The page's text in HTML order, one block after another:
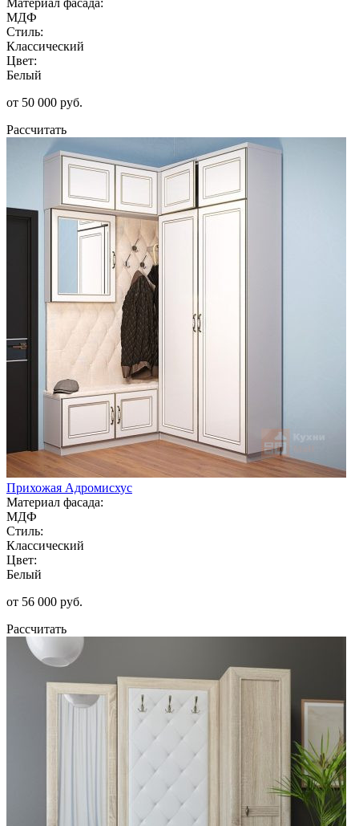
МДФ
Стиль:
Классический
Цвет:
Белый
от 50 000 руб.
Рассчитать
Прихожая Адромисхус
Материал фасада:
МДФ
Стиль:
Классический
Цвет:
Белый
от 56 000 руб.
Рассчитать